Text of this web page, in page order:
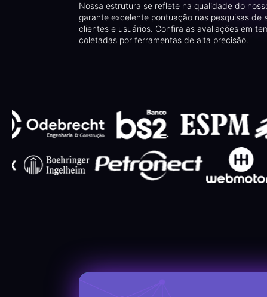
Nossa estrutura se reflete na qualidade do
garante excelente pontuação nas pesquisas de
clientes e usuários. Confira as avaliações em
coletadas por ferramentas de alta precisão.